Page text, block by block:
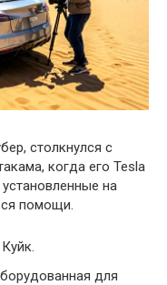
столкнулся с
когда его Tesla
на
помощи.
для